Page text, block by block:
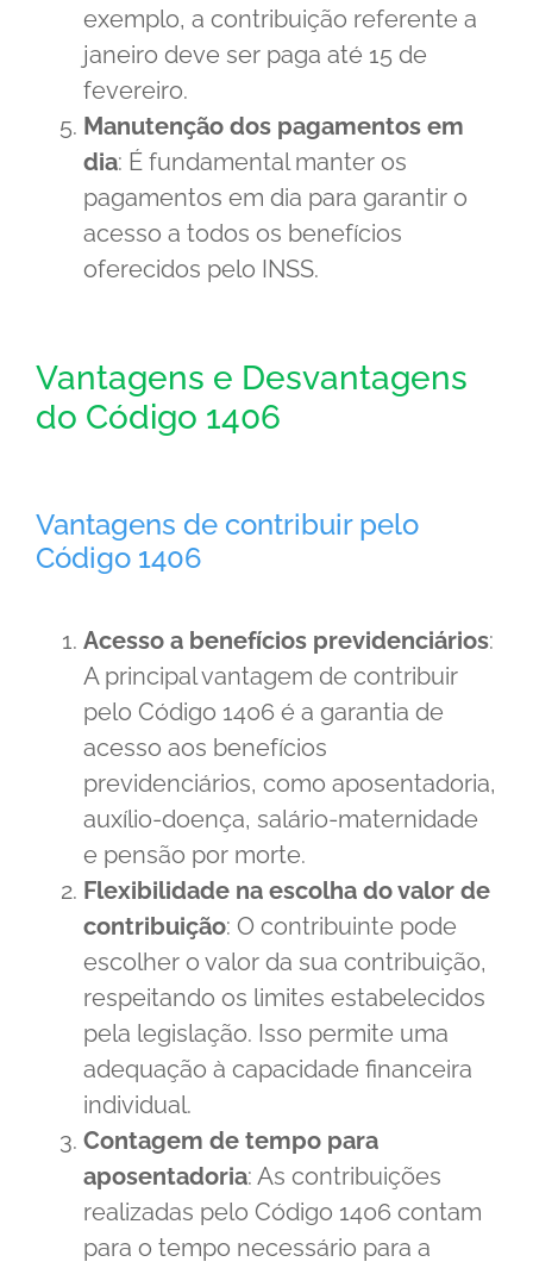
exemplo, a contribuição referente a
janeiro deve ser paga até 15 de
fevereiro.
Manutenção dos pagamentos em
dia: É fundamental manter os
pagamentos em dia para garantir o
acesso a todos os benefícios
oferecidos pelo INSS.
Vantagens e Desvantagens
do Código 1406
Vantagens de contribuir pelo
Código 1406
Acesso a benefícios previdenciários:
A principal vantagem de contribuir
pelo Código 1406 é a garantia de
acesso aos benefícios
previdenciários, como aposentadoria,
auxílio-doença, salário-maternidade
e pensão por morte.
Flexibilidade na escolha do valor de
contribuição: O contribuinte pode
escolher o valor da sua contribuição,
respeitando os limites estabelecidos
pela legislação. Isso permite uma
adequação à capacidade financeira
individual.
Contagem de tempo para
aposentadoria: As contribuições
realizadas pelo Código 1406 contam
para o tempo necessário para a